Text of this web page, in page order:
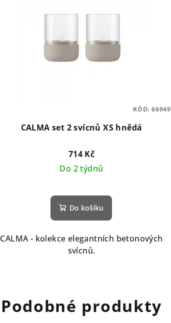
CALMA set 2 svícnů XS hnědá
714 Kč
Do 2 týdnů
Do košíku
CALMA - kolekce elegantních betonových
svícnů.
KÓD: 66949
Podobné produkty